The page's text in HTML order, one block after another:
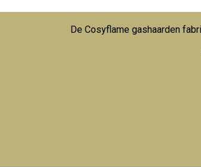
De Cosyflame gashaarden